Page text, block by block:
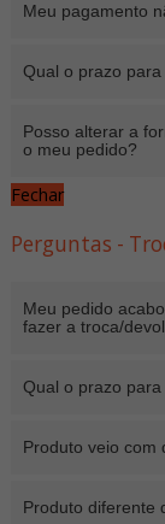
Meu pagamento
Qual o prazo
Posso alterar a
o meu pedido?
Fechar
Perguntas -
Meu pedido
fazer a troca/
Qual o prazo
Produto veio com
Produto diferente